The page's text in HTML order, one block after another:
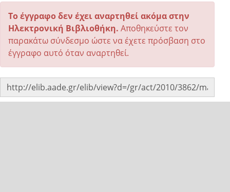
Το έγγραφο δεν έχει αναρτηθεί ακόμα στην
Ηλεκτρονική Βιβλιοθήκη. Αποθηκεύστε τον
παρακάτω σύνδεσμο ώστε να έχετε πρόσβαση στο
έγγραφο αυτό όταν αναρτηθεί.